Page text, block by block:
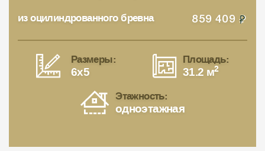
из оцилиндрованного бревна 859 409
Размеры:
6x5
Площадь:
31.2 м2
Этажность:
одноэтажная